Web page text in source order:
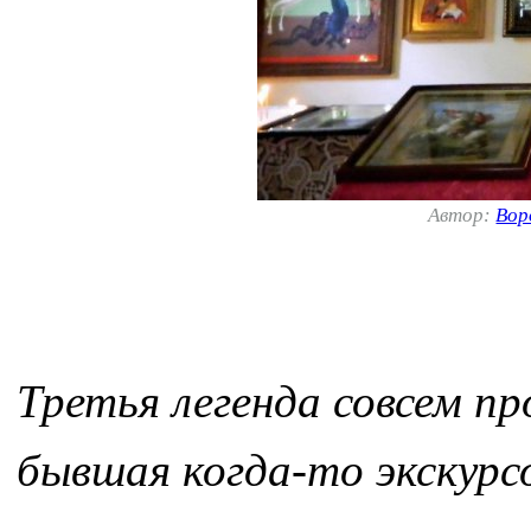
Автор:
Третья легенда совсем
бывшая когда-то